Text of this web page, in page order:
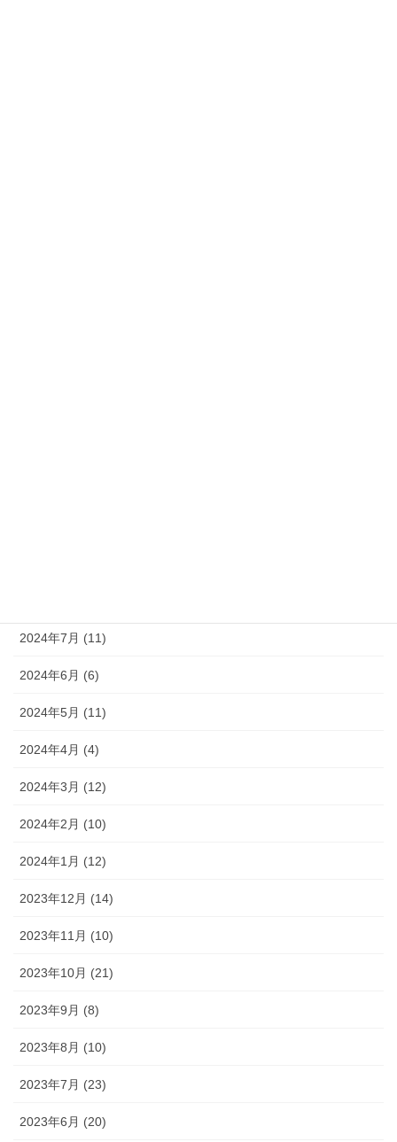
2024年7月 (11)
2024年6月 (6)
2024年5月 (11)
2024年4月 (4)
2024年3月 (12)
2024年2月 (10)
2024年1月 (12)
2023年12月 (14)
2023年11月 (10)
2023年10月 (21)
2023年9月 (8)
2023年8月 (10)
2023年7月 (23)
2023年6月 (20)